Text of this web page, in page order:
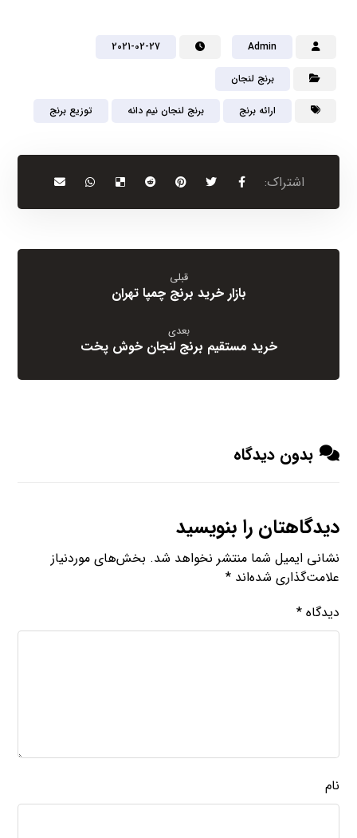
Admin
2021-02-27
برنج لنجان
ارائه برنج برنج لنجان نیم دانه توزیع برنج
قبلی
بازار خرید برنج چمپا تهران
بعدی
خرید مستقیم برنج لنجان خوش پخت
بدون دیدگاه
دیدگاهتان را بنویسید
نشانی ایمیل شما منتشر نخواهد شد. بخش‌های موردنیاز
علامت‌گذاری شده‌اند*
دیدگاه*
نام